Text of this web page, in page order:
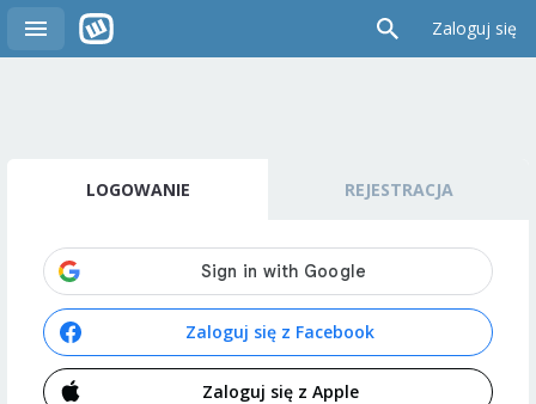
Zaloguj się
LOGOWANIE REJESTRACJA
Zaloguj się z Facebook
Zaloguj się z Apple